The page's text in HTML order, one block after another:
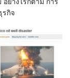
รกิจ